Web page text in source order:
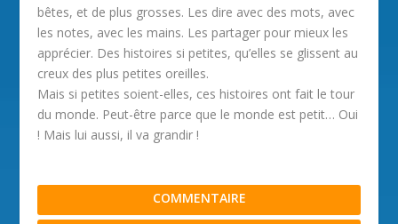
bêtes, et de plus grosses. Les dire avec des mots, avec
les notes, avec les mains. Les partager pour mieux les
apprécier. Des histoires si petites, qu’elles se glissent au
creux des plus petites oreilles.
Mais si petites soient-elles, ces histoires ont fait le tour
du monde. Peut-être parce que le monde est petit… Oui
! Mais lui aussi, il va grandir !
COMMENTAIRE